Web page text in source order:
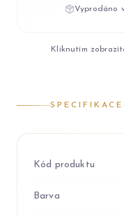
Vyprodáno
Kliknutím
SPECIFIKACE
Kód produktu
Barva